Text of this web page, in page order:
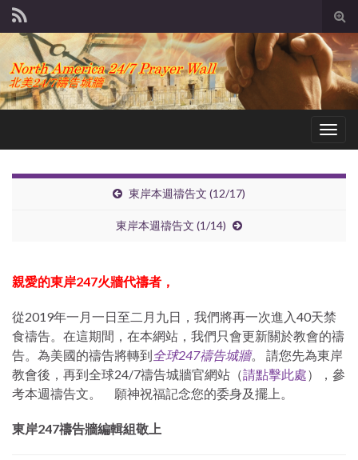
東岸本週禱告文 (12/17)
東岸本週禱告文 (1/14)
親愛的東岸247火牆代禱者，
從2019年一月一日至二月九日，我們將再一次進入40天禁
食禱告。在這期間，在本網站，我們只會更新關於教會的禱
告。為美國的禱告將轉到全球247禱告城牆。 請您先為東岸
教會後，再到全球24/7禱告城牆官網站（請點擊此處），參
考本週禱告文。 願神祝福記念您的委身及擺上。
東岸247禱告牆編輯組敬上